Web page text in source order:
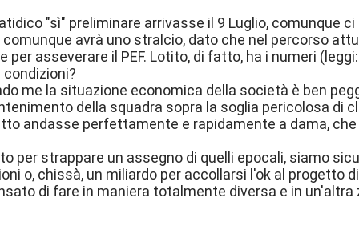
"sì" preliminare arrivasse il 9 Luglio, comunque
avrà uno stralcio, dato che nel percorso
per asseverare il PEF. Lotito, di fatto, ha i numeri
me la situazione economica della società è ben
della squadra sopra la soglia pericolosa di
andasse perfettamente e rapidamente a dama,
per strappare un assegno di quelli epocali, siamo
o, chissà, un miliardo per accollarsi l'ok al progetto
di fare in maniera totalmente diversa e in un'altra